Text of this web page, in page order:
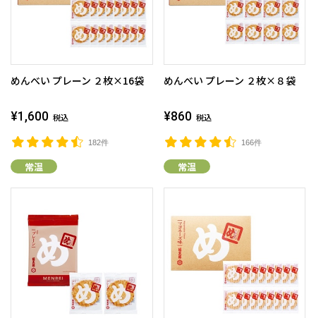
めんべい プレーン ２枚×16袋
182件
¥1,600 税込
常温
めんべい プレーン ２枚×８袋
166件
¥860 税込
常温